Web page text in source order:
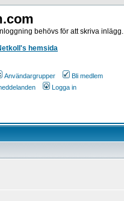
behövs för att skriva inlägg.
hemsida
Användargrupper
Bli medlem
Logga in